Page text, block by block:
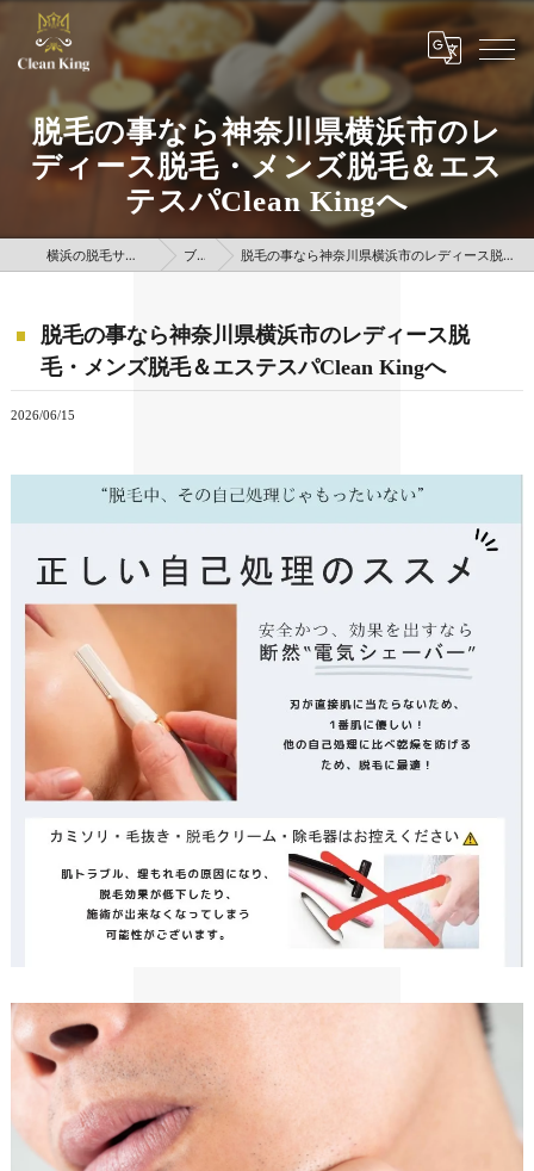
脱毛の事なら神奈川県横浜市のレ
ディース脱毛・メンズ脱毛＆エス
テスパClean Kingへ
横浜の脱毛サロンはClean King ブログ 脱毛の事なら神奈川県横浜市のレディース脱毛・メンズ脱毛＆エステスパClean Kingへ
脱毛の事なら神奈川県横浜市のレディース脱
毛・メンズ脱毛＆エステスパClean Kingへ
2026/06/15